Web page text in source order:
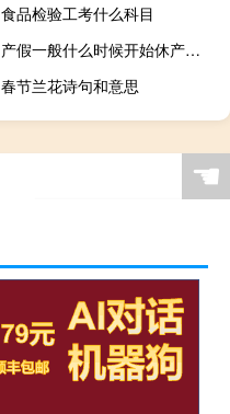
食品检验工考什么科目
产假一般什么时候开始休产假（产假一般什么时候开始休）
春节兰花诗句和意思
☚